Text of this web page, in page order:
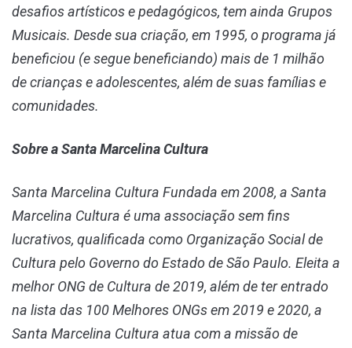
desafios artísticos e pedagógicos, tem ainda Grupos
Musicais. Desde sua criação, em 1995, o programa já
beneficiou (e segue beneficiando) mais de 1 milhão
de crianças e adolescentes, além de suas famílias e
comunidades.
Sobre a Santa Marcelina Cultura
Santa Marcelina Cultura Fundada em 2008, a Santa
Marcelina Cultura é uma associação sem fins
lucrativos, qualificada como Organização Social de
Cultura pelo Governo do Estado de São Paulo. Eleita a
melhor ONG de Cultura de 2019, além de ter entrado
na lista das 100 Melhores ONGs em 2019 e 2020, a
Santa Marcelina Cultura atua com a missão de